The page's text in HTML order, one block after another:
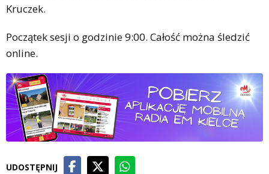
Kruczek.
Początek sesji o godzinie 9:00. Całość można śledzić
online.
UDOSTĘPNIJ